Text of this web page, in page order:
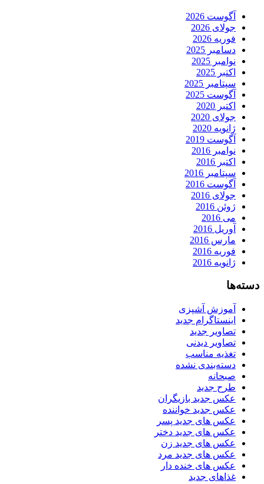
آگوست 2026
جولای 2026
فوریه 2026
دسامبر 2025
نوامبر 2025
اکتبر 2025
سپتامبر 2025
آگوست 2025
اکتبر 2020
جولای 2020
ژانویه 2020
آگوست 2019
نوامبر 2016
اکتبر 2016
سپتامبر 2016
آگوست 2016
جولای 2016
ژوئن 2016
می 2016
آوریل 2016
مارس 2016
فوریه 2016
ژانویه 2016
دسته‌ها
آموزش آشپزی
اینستاگرام جدید
تصاویر جدید
تصاویر دیدنی
تغذیه مناسب
دسته‌بندی نشده
صبحانه
طرح جدید
عکس جدید بازیگران
عکس جدید خواننده
عکس های جدید پسر
عکس های جدید دختر
عکس های جدید زن
عکس های جدید مرد
عکس های خنده دار
غذاهای جدید